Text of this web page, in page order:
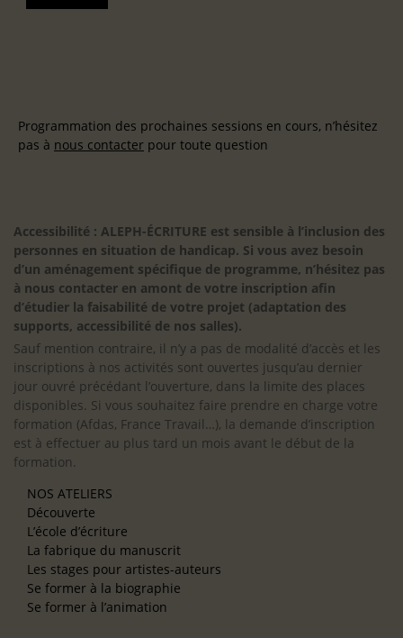
Programmation des prochaines sessions en cours, n’hésitez
pas à nous contacter pour toute question
Accessibilité : ALEPH-ÉCRITURE est sensible à l’inclusion des
personnes en situation de handicap. Si vous avez besoin
d’un aménagement spécifique de programme, n’hésitez pas
à nous contacter en amont de votre inscription afin
d’étudier la faisabilité de votre projet (adaptation des
supports, accessibilité de nos salles).
Sauf mention contraire, il n’y a pas de modalité d’accès et les
inscriptions à nos activités sont ouvertes jusqu’au dernier
jour ouvré précédant l’ouverture, dans la limite des places
disponibles. Si vous souhaitez faire prendre en charge votre
formation (Afdas, France Travail…), la demande d’inscription
est à effectuer au plus tard un mois avant le début de la
formation.
NOS ATELIERS
Découverte
L’école d’écriture
La fabrique du manuscrit
Les stages pour artistes-auteurs
Se former à la biographie
Se former à l’animation